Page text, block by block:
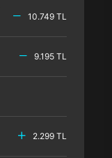
10.749 TL
9.195 TL
2.299 TL